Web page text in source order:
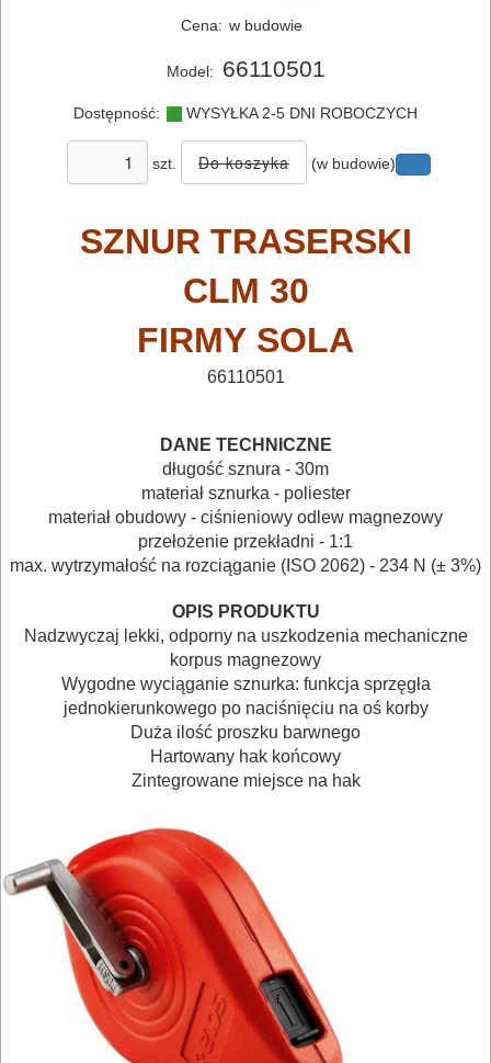
ELEKTRONARZĘDZI
TRANSPORTOWANIE
POMIAROWE
GLAZURNICZE
AKCESORIA
URZĄDZENIA
BUDOWLANE
MASZYNY
NARZĘDZIA
BRUKARSKIE
OBRÓBKA
DREWNA
OBRÓBKA
METALU
WARSZTATOWE
Cena: w budowie
Model: 66110501
Dostępność: WYSYŁKA 2-5 DNI ROBOCZYCH
szt. (w budowie)
SZNUR TRASERSKI
CLM 30
FIRMY SOLA
66110501
DANE TECHNICZNE
długość sznura - 30m
materiał sznurka - poliester
materiał obudowy - ciśnieniowy odlew magnezowy
przełożenie przekładni - 1:1
max. wytrzymałość na rozciąganie (ISO 2062) - 234 N (± 3%)
OPIS PRODUKTU
Nadzwyczaj lekki, odporny na uszkodzenia mechaniczne
korpus magnezowy
Wygodne wyciąganie sznurka: funkcja sprzęgła
jednokierunkowego po naciśnięciu na oś korby
Duża ilość proszku barwnego
Hartowany hak końcowy
Zintegrowane miejsce na hak